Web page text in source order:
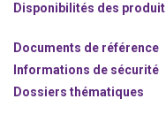
Disponibilités des
Documents de référence
Informations de sécurité
Dossiers thématiques